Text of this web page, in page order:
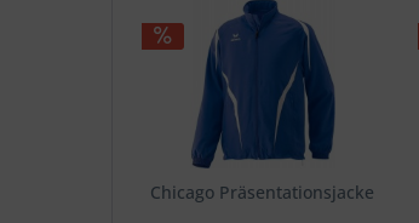
Chicago Präsentationsjacke